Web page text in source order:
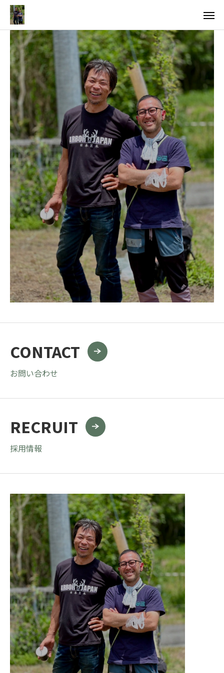
CONTACT
お問い合わせ
RECRUIT
採用情報